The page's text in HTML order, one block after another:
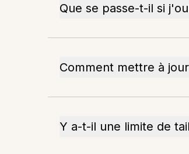
Que se passe-t-il si
Comment mettre à
Y a-t-il une limite de